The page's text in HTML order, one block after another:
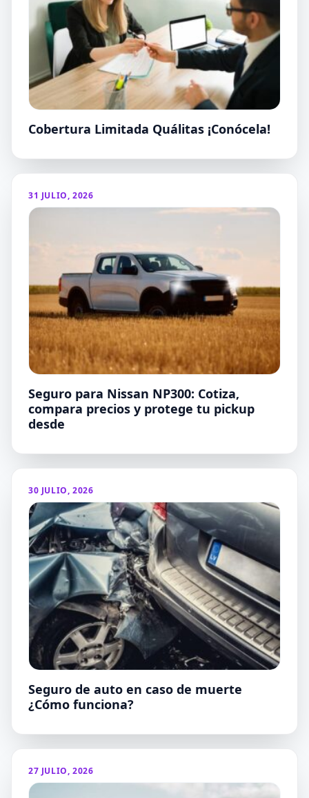
Cobertura Limitada Quálitas ¡Conócela!
31 JULIO, 2026
Seguro para Nissan NP300: Cotiza,
compara precios y protege tu pickup
desde
30 JULIO, 2026
Seguro de auto en caso de muerte
¿Cómo funciona?
27 JULIO, 2026